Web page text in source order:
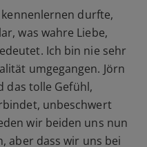
durfte,
was wahre Liebe,
Ich bin nie sehr
umgegangen. Jörn
das tolle Gefühl,
unbeschwert
wir beiden uns nun
aber dass wir uns bei